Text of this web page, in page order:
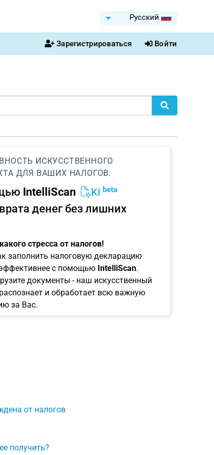
Pусский
Зарегистрироваться Войти
ИСКУССТВЕННОГО
ДЛЯ ВАШИХ НАЛОГОВ:
IntelliScan KI beta
денег без лишних
стресса от налогов!
заполнить налоговую декларацию
с помощью IntelliScan.
документы - наш искусственный
и обработает всю важную
за Вас.
от налогов
получить?